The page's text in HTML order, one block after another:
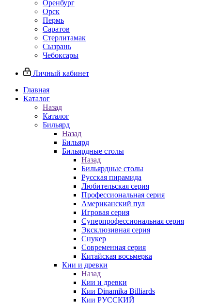
Оренбург
Орск
Пермь
Саратов
Стерлитамак
Сызрань
Чебоксары
Личный кабинет
Главная
Каталог
Назад
Каталог
Бильярд
Назад
Бильярд
Бильярдные столы
Назад
Бильярдные столы
Русская пирамида
Любительская серия
Профессиональная серия
Американский пул
Игровая серия
Суперпрофессиональная серия
Эксклюзивная серия
Снукер
Современная серия
Китайская восьмерка
Кии и древки
Назад
Кии и древки
Кии Dinamika Billiards
Кии РУССКИЙ